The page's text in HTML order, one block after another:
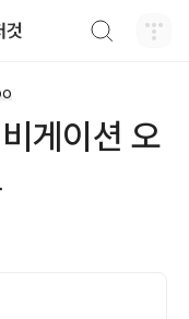
것
게이션 오